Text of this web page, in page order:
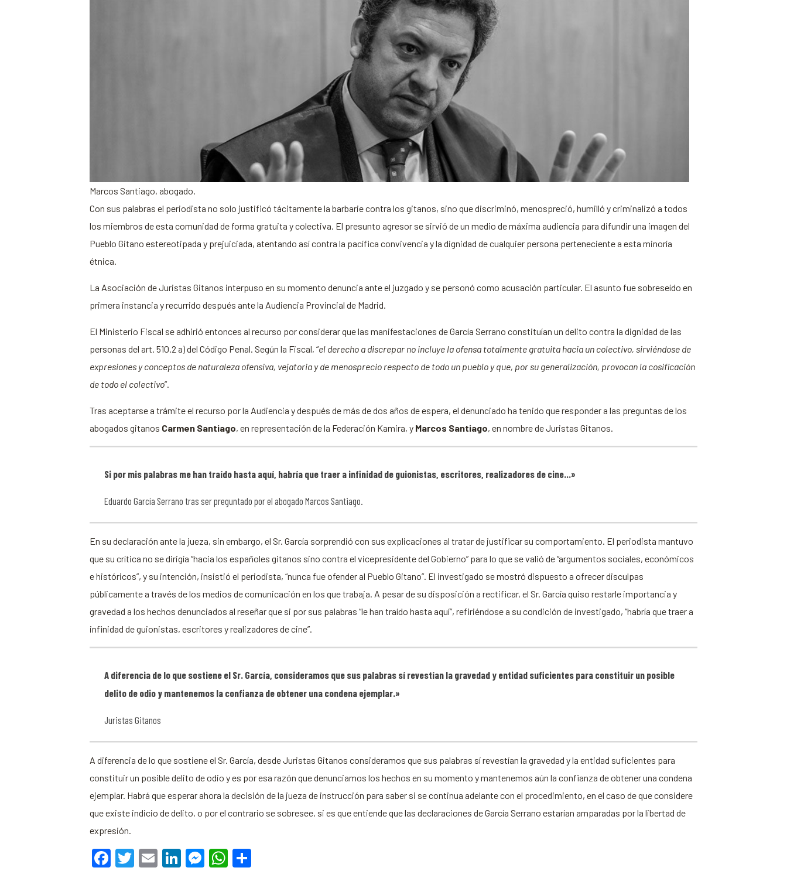
Marcos Santiago, abogado.
Con sus palabras el periodista no solo justificó tácitamente la barbarie contra los gitanos, sino que discriminó, menospreció, humilló y criminalizó a todos
los miembros de esta comunidad de forma gratuita y colectiva. El presunto agresor se sirvió de un medio de máxima audiencia para difundir una imagen del
Pueblo Gitano estereotipada y prejuiciada, atentando así contra la pacífica convivencia y la dignidad de cualquier persona perteneciente a esta minoría
étnica.
La Asociación de Juristas Gitanos interpuso en su momento denuncia ante el juzgado y se personó como acusación particular. El asunto fue sobreseído en
primera instancia y recurrido después ante la Audiencia Provincial de Madrid.
El Ministerio Fiscal se adhirió entonces al recurso por considerar que las manifestaciones de García Serrano constituían un delito contra la dignidad de las
personas del art. 510.2 a) del Código Penal. Según la Fiscal, “el derecho a discrepar no incluye la ofensa totalmente gratuita hacia un colectivo, sirviéndose de
expresiones y conceptos de naturaleza ofensiva, vejatoria y de menosprecio respecto de todo un pueblo y que, por su generalización, provocan la cosificación
de todo el colectivo”.
Tras aceptarse a trámite el recurso por la Audiencia y después de más de dos años de espera, el denunciado ha tenido que responder a las preguntas de los
abogados gitanos Carmen Santiago, en representación de la Federación Kamira, y Marcos Santiago, en nombre de Juristas Gitanos.
Si por mis palabras me han traído hasta aquí, habría que traer a infinidad de guionistas, escritores, realizadores de cine…»
Eduardo García Serrano tras ser preguntado por el abogado Marcos Santiago.
En su declaración ante la jueza, sin embargo, el Sr. García sorprendió con sus explicaciones al tratar de justificar su comportamiento. El periodista mantuvo
que su crítica no se dirigía “hacia los españoles gitanos sino contra el vicepresidente del Gobierno” para lo que se valió de “argumentos sociales, económicos
e históricos”, y su intención, insistió el periodista, “nunca fue ofender al Pueblo Gitano”. El investigado se mostró dispuesto a ofrecer disculpas
públicamente a través de los medios de comunicación en los que trabaja. A pesar de su disposición a rectificar, el Sr. García quiso restarle importancia y
gravedad a los hechos denunciados al reseñar que si por sus palabras “le han traído hasta aquí”, refiriéndose a su condición de investigado, “habría que traer a
infinidad de guionistas, escritores y realizadores de cine”.
A diferencia de lo que sostiene el Sr. García, consideramos que sus palabras sí revestían la gravedad y entidad suficientes para constituir un posible
delito de odio y mantenemos la confianza de obtener una condena ejemplar.»
Juristas Gitanos
A diferencia de lo que sostiene el Sr. García, desde Juristas Gitanos consideramos que sus palabras sí revestían la gravedad y la entidad suficientes para
constituir un posible delito de odio y es por esa razón que denunciamos los hechos en su momento y mantenemos aún la confianza de obtener una condena
ejemplar. Habrá que esperar ahora la decisión de la jueza de instrucción para saber si se continua adelante con el procedimiento, en el caso de que considere
que existe indicio de delito, o por el contrario se sobresee, si es que entiende que las declaraciones de García Serrano estarían amparadas por la libertad de
expresión.
Facebook
Twitter
EmailLinkedIn
Messenger
WhatsApp
Compartir